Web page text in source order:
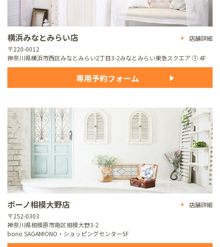
横浜みなとみらい店
店舗詳細
〒220-0012
神奈川県横浜市西区みなとみらい2丁目3-2みなとみらい東急スクエア ① 4F
専用予約フォーム
ボーノ相模大野店
店舗詳細
〒252-0303
神奈川県相模原市南区相模大野3-2
bono SAGAMIONO・ショッピングセンター5F